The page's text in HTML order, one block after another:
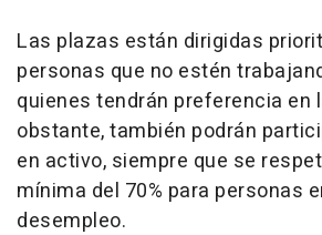
Las plazas están dirigidas
personas que no estén
quienes tendrán preferencia en
obstante, también podrán
en activo, siempre que se
mínima del 70% para personas
desempleo.